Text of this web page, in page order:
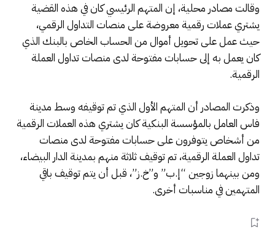
وقالت مصادر محلية، إن المتهم الرئيسي كان في هذه القضية
يشتري عملات رقمية معروضة على منصات التداول الرقمي،
حيث عمل على تحويل أموال من الحساب الخاص بالبنك الذي
كان يعمل به إلى حسابات مفتوحة لدى منصات تداول العملة
الرقمية.
وذكرت المصادر أن المتهم الأول الذي تم توقيفه وسط مدينة
فاس العامل بالمؤسسة البنكية كان يشتري هذه العملات الرقمية
من أشخاص يتوفرون على حسابات مفتوحة لدى منصات
تداول العملة الرقمية، تم توقيف ثلاثة منهم بمدينة الدار البيضاء،
ومن بينهما زوجين “إ.ب” و”خ.ز”، قبل أن يتم توقيف باقي
المتهمين في مناسبات أخرى.